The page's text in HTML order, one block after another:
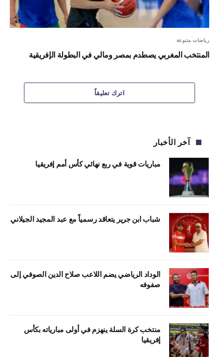
رياضات متنوعة
المنتخب المغربي يصطدم بمصر ومالي في البطولة الإفريقية
اترك تعليقاً
آخر الأخبار
مباريات قوية في ربع نهائي كأس أمم إفريقيا
شباب ابن جرير يتعاقد رسمياً مع عبد المجيد الجيلاني
الوداد الرياضي يضم اللاعب صلاح الدين الصوفي إلى
صفوفه
منتخب كرة السلة ينهزم في أولى مبارياته بكأس
إفريقيا